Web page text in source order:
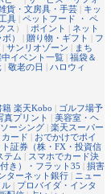
貨・文房具・手芸 | キッ
具 | ペットフード ・ ペ
ス ） | ポイント | ネット
） | 贈り物・ギフト | フ
| サンリオゾーン | まち
中イベント一覧 | 福袋＆
| 敬老の日 | ハロウィ
籍 楽天Kobo | ゴルフ場予
真プリント | 美容室・ヘ
ーシング | 楽天スーパー
ード | おでかけでポイ
ト証券（株・FX・投資信
テム | スマホでカード決
き）・フラット35 | 損害
ターネット銀行 | ニュー
ル | プロバイダ・インタ